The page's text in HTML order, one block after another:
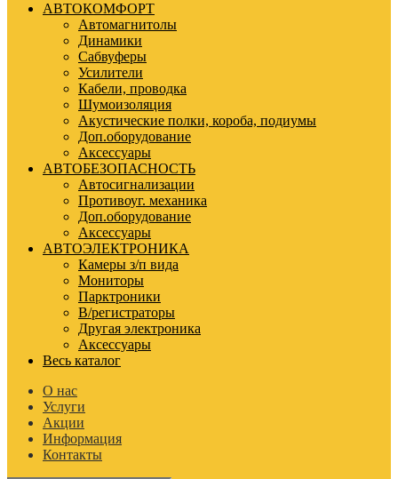
АВТОКОМФОРТ
Автомагнитолы
Динамики
Сабвуферы
Усилители
Кабели, проводка
Шумоизоляция
Акустические полки, короба, подиумы
Доп.оборудование
Аксессуары
АВТОБЕЗОПАСНОСТЬ
Автосигнализации
Противоуг. механика
Доп.оборудование
Аксессуары
АВТОЭЛЕКТРОНИКА
Камеры з/п вида
Мониторы
Парктроники
В/регистраторы
Другая электроника
Аксессуары
Весь каталог
О нас
Услуги
Акции
Информация
Контакты